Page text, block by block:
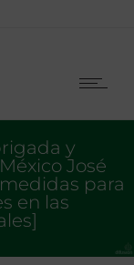
y
José
para
en las